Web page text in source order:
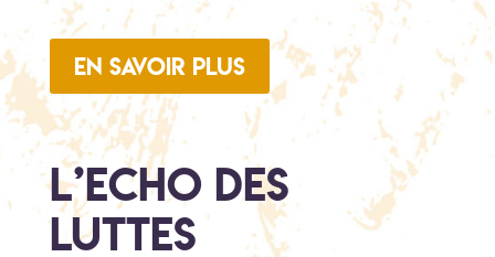
En savoir plus
L’Echo des
luttes